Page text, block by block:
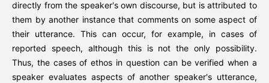
directly from the speaker's own discourse, but is attributed to
them by another instance that comments on some aspect of
their utterance. This can occur, for example, in cases of
reported speech, although this is not the only possibility.
Thus, the cases of ethos in question can be verified when a
speaker evaluates aspects of another speaker's utterance,